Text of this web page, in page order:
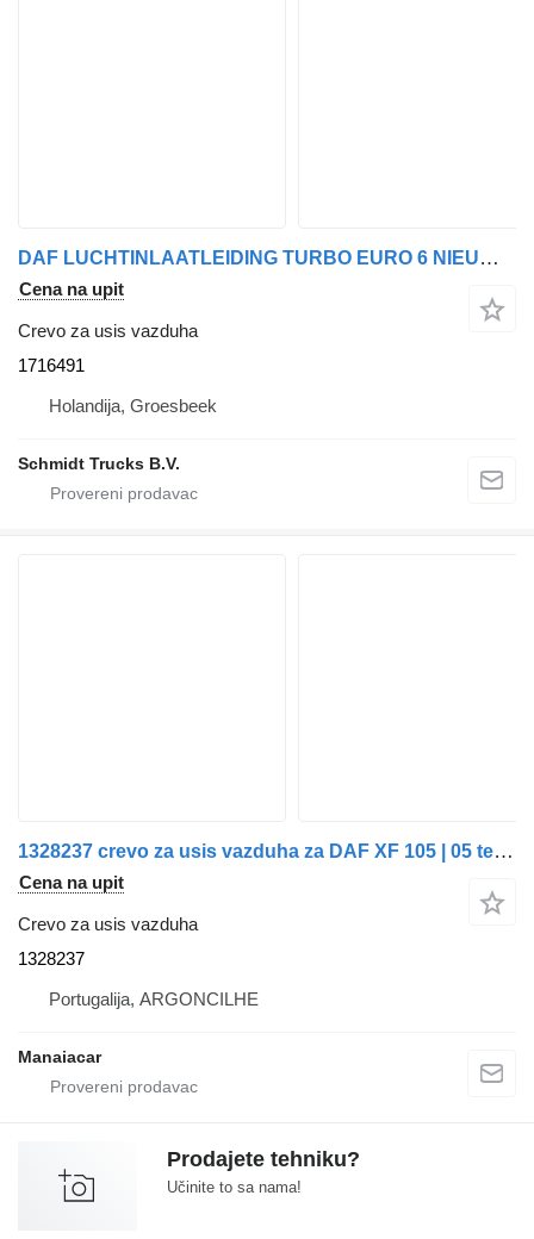
DAF LUCHTINLAATLEIDING TURBO EURO 6 NIEUW!!! 1716491 crevo za usis vazduha za tegljača
Cena na upit
Crevo za usis vazduha
1716491
Holandija, Groesbeek
Schmidt Trucks B.V.
1328237 crevo za usis vazduha za DAF XF 105 | 05 tegljača
Cena na upit
Crevo za usis vazduha
1328237
Portugalija, ARGONCILHE
Manaiacar
Prodajete tehniku?
Učinite to sa nama!